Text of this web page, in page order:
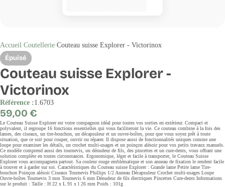
Accueil Coutellerie Couteau suisse Explorer - Victorinox
Épuisé
Couteau suisse Explorer -
Victorinox
Référence :1.6703
Prix
régulier
59,00 €
Le Couteau Suisse Explorer est votre compagnon idéal pour toutes vos sorties en extérieur. Compact et
polyvalent, il regroupe 16 fonctions essentielles qui vous faciliteront la vie. Ce couteau combine à la fois des
lames, des ciseaux, un tire-bouchon, un décapsuleur et un ouvre-boîtes, pour que vous soyez prêt à toute
situation, que ce soit pour couper, ouvrir ou réparer. Il dispose aussi de fonctionnalités uniques comme une
loupe pour examiner les détails, un crochet multi-usages et un poinçon alésoir pour vos petits travaux manuels.
Ce modèle comprend aussi des tournevis, un dénudeur de fils, des pincettes et un cure-dents, vous offrant une
solution complète en toutes circonstances. Ergonomique, léger et facile à transporter, le Couteau Suisse
Explorer vous accompagnera partout. Sa couleur rouge emblématique et son anneau de fixation le rendent facile
à trouver et à garder sur soi. Caractéristiques du Couteau suisse Explorer : Grande lame Petite lame Tire-
bouchon Poinçon alésoir Ciseaux Tournevis Phillips 1/2 Anneau Décapsuleur Crochet multi-usages Loupe
Ouvre-boîtes Tournevis 3 mm Tournevis 6 mm Dénudeur de fils électriques Pincettes Cure-dents Informations
sur le produit : Taille : H 22 x L 91 x l 26 mm Poids : 101g